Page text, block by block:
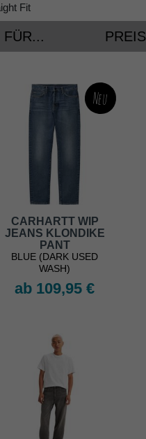
Fit
FÜR... PREIS
Neu
CARHARTT WIP
JEANS KLONDIKE
PANT
BLUE (DARK USED
WASH)
ab 109,95 €